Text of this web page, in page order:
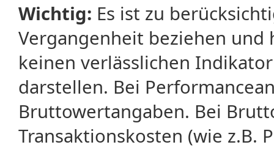
Wichtig: Es ist zu
Vergangenheit beziehen
keinen verlässlichen
darstellen. Bei
Bruttowertangaben. Bei
Transaktionskosten (wie z.B.